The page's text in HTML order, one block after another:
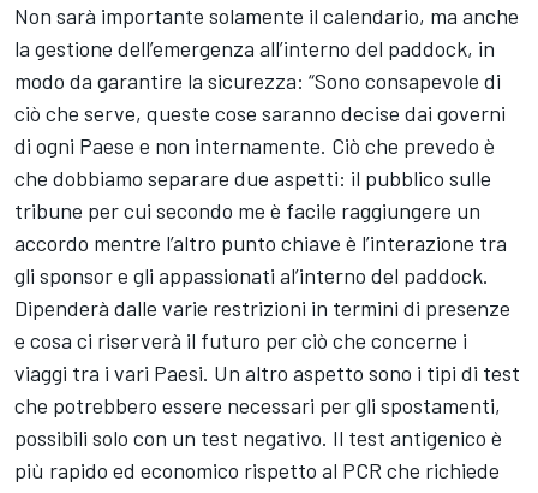
Non sarà importante solamente il calendario, ma anche
la gestione dell’emergenza all’interno del paddock, in
modo da garantire la sicurezza: “Sono consapevole di
ciò che serve, queste cose saranno decise dai governi
di ogni Paese e non internamente. Ciò che prevedo è
che dobbiamo separare due aspetti: il pubblico sulle
tribune per cui secondo me è facile raggiungere un
accordo mentre l’altro punto chiave è l’interazione tra
gli sponsor e gli appassionati al’interno del paddock.
Dipenderà dalle varie restrizioni in termini di presenze
e cosa ci riserverà il futuro per ciò che concerne i
viaggi tra i vari Paesi. Un altro aspetto sono i tipi di test
che potrebbero essere necessari per gli spostamenti,
possibili solo con un test negativo. Il test antigenico è
più rapido ed economico rispetto al PCR che richiede